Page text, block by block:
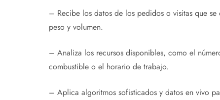
– Recibe los datos de los pedidos o visitas que
peso y volumen.
– Analiza los recursos disponibles, como el
combustible o el horario de trabajo.
– Aplica algoritmos sofisticados y datos en vivo